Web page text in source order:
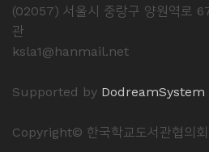
(02057) 서울시 중랑구 양원역로
관
ksla1@hanmail.net
Supported by DodreamSystem
Copyright© 한국학교도서관협의